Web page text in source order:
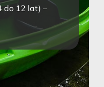
do 12 lat) –